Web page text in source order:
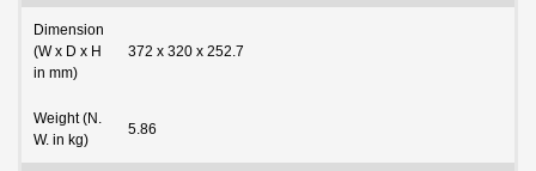
Dimension
(W x D x H
in mm)
372 x 320 x 252.7
Weight (N.
W. in kg)
5.86